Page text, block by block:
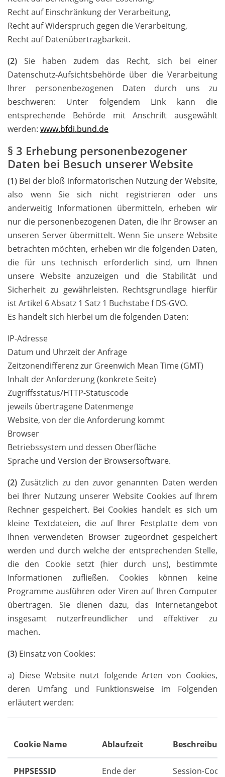
Recht auf Einschränkung der Verarbeitung,
Recht auf Widerspruch gegen die Verarbeitung,
Recht auf Datenübertragbarkeit.
(2) Sie haben zudem das Recht, sich bei einer
Datenschutz-Aufsichtsbehörde über die Verarbeitung
Ihrer personenbezogenen Daten durch uns zu
beschweren: Unter folgendem Link kann die
entsprechende Behörde mit Anschrift ausgewählt
werden: www.bfdi.bund.de
§ 3 Erhebung personenbezogener
Daten bei Besuch unserer Website
(1) Bei der bloß informatorischen Nutzung der Website,
also wenn Sie sich nicht registrieren oder uns
anderweitig Informationen übermitteln, erheben wir
nur die personenbezogenen Daten, die Ihr Browser an
unseren Server übermittelt. Wenn Sie unsere Website
betrachten möchten, erheben wir die folgenden Daten,
die für uns technisch erforderlich sind, um Ihnen
unsere Website anzuzeigen und die Stabilität und
Sicherheit zu gewährleisten. Rechtsgrundlage hierfür
ist Artikel 6 Absatz 1 Satz 1 Buchstabe f DS-GVO.
Es handelt sich hierbei um die folgenden Daten:
IP-Adresse
Datum und Uhrzeit der Anfrage
Zeitzonendifferenz zur Greenwich Mean Time (GMT)
Inhalt der Anforderung (konkrete Seite)
Zugriffsstatus/HTTP-Statuscode
jeweils übertragene Datenmenge
Website, von der die Anforderung kommt
Browser
Betriebssystem und dessen Oberfläche
Sprache und Version der Browsersoftware.
(2) Zusätzlich zu den zuvor genannten Daten werden
bei Ihrer Nutzung unserer Website Cookies auf Ihrem
Rechner gespeichert. Bei Cookies handelt es sich um
kleine Textdateien, die auf Ihrer Festplatte dem von
Ihnen verwendeten Browser zugeordnet gespeichert
werden und durch welche der entsprechenden Stelle,
die den Cookie setzt (hier durch uns), bestimmte
Informationen zufließen. Cookies können keine
Programme ausführen oder Viren auf Ihren Computer
übertragen. Sie dienen dazu, das Internetangebot
insgesamt nutzerfreundlicher und effektiver zu
machen.
(3) Einsatz von Cookies:
a) Diese Website nutzt folgende Arten von Cookies,
deren Umfang und Funktionsweise im Folgenden
erläutert werden:
Cookie Name Ablaufzeit
PHPSESSID
Ende der
Session-